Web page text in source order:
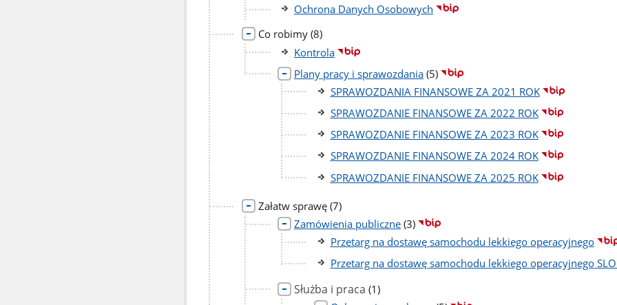
Ochrona Danych Osobowych
Co robimy liczba
podstron
(8)
Kontrola
Plany pracy i sprawozdania liczba
podstron
(5)
SPRAWOZDANIA FINANSOWE ZA 2021 ROK
SPRAWOZDANIE FINANSOWE ZA 2022 ROK
SPRAWOZDANIE FINANSOWE ZA 2023 ROK
SPRAWOZDANIE FINANSOWE ZA 2024 ROK
SPRAWOZDANIE FINANSOWE ZA 2025 ROK
Załatw sprawę liczba
podstron
(7)
Zamówienia publiczne liczba
podstron
(3)
Przetarg na dostawę samochodu lekkiego operacyjnego
Przetarg na dostawę samochodu lekkiego operacyjnego
Służba i praca liczba
podstron
(1)